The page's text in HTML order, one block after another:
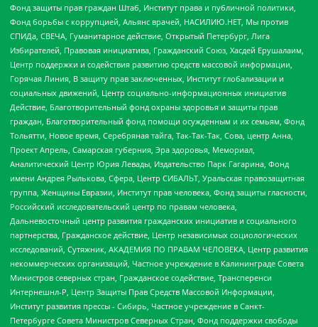
Фонд защиты прав граждан Штаб, Институт права и публичной политики,
Фонд борьбы с коррупцией, Альянс врачей, НАСИЛИЮ.НЕТ, Мы против
СПИДа, СВЕЧА, Гуманитарное действие, Открытый Петербург, Лига
Избирателей, Правовая инициатива, Гражданский Союз, Хасдей Ерушалаим,
Центр поддержки и содействия развитию средств массовой информации,
Горячая Линия, В защиту прав заключенных, Институт глобализации и
социальных движений, Центр социально-информационных инициатив
Действие, Благотворительный фонд охраны здоровья и защиты прав
граждан, Благотворительный фонд помощи осужденным и их семьям, Фонд
Тольятти, Новое время, Серебряная тайга, Так-Так-Так, Сова, центр Анна,
Проект Апрель, Самарская губерния, Эра здоровья, Мемориал,
Аналитический Центр Юрия Левады, Издательство Парк Гагарина, Фонд
имени Андрея Рылькова, Сфера, Центр СИБАЛЬТ, Уральская правозащитная
группа, Женщины Евразии, Институт прав человека, Фонд защиты гласности,
Российский исследовательский центр по правам человека,
Дальневосточный центр развития гражданских инициатив и социального
партнерства, Гражданское действие, Центр независимых социологических
исследований, Сутяжник, АКАДЕМИЯ ПО ПРАВАМ ЧЕЛОВЕКА, Центр развития
некоммерческих организаций, Частное учреждение в Калининграде Совета
Министров северных стран, Гражданское содействие, Трансперенси
Интернешнл-Р, Центр Защиты Прав Средств Массовой Информации,
Институт развития прессы - Сибирь, Частное учреждение в Санкт-
Петербурге Совета Министров Северных Стран, Фонд поддержки свободы